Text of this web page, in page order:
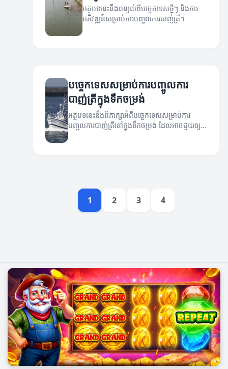
អត្ថបទនេះនឹងពន្យល់ពីបច្ចេកទេសថ្មីៗ និងការ
អភិវឌ្ឍន៍សម្រាប់ការបញ្ចូលការបាញ់ត្រី។
បច្ចេកទេសសម្រាប់ការបញ្ចូលការ
បាញ់ត្រីក្នុងទឹកចម្រង់
អត្ថបទនេះនឹងពិភាក្សាអំពីបច្ចេកទេសសម្រាប់ការ
បញ្ចូលការបាញ់ត្រីនៅក្នុងទឹកចម្រង់ ដែលអាចជួយឲ្យ
1 2 3 4